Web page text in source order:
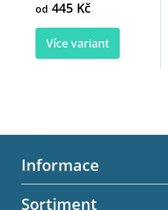
od 445 Kč
Více variant
Informace
Sortiment